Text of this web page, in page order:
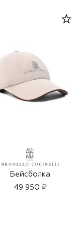
Бейсболка
49 950 ₽